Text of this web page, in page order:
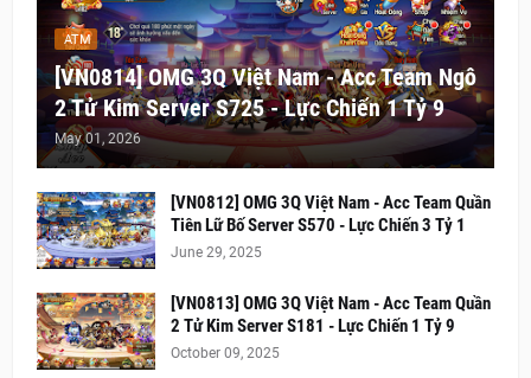
ATM
[VN0814] OMG 3Q Việt Nam - Acc Team Ngô
2 Tử Kim Server S725 - Lực Chiến 1 Tỷ 9
May 01, 2026
[VN0812] OMG 3Q Việt Nam - Acc Team Quần
Tiên Lữ Bố Server S570 - Lực Chiến 3 Tỷ 1
June 29, 2025
[VN0813] OMG 3Q Việt Nam - Acc Team Quần
2 Tử Kim Server S181 - Lực Chiến 1 Tỷ 9
October 09, 2025